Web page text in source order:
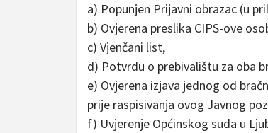
a) Popunjen Prijavni obrazac (u
b) Ovjerena preslika CIPS-ove
c) Vjenčani list,
d) Potvrdu o prebivalištu za oba
e) Ovjerena izjava jednog od
prije raspisivanja ovog Javnog
f) Uvjerenje Općinskog suda u